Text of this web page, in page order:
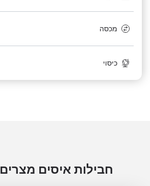
מכסה
כיסוי
חבילות איסים מצרים